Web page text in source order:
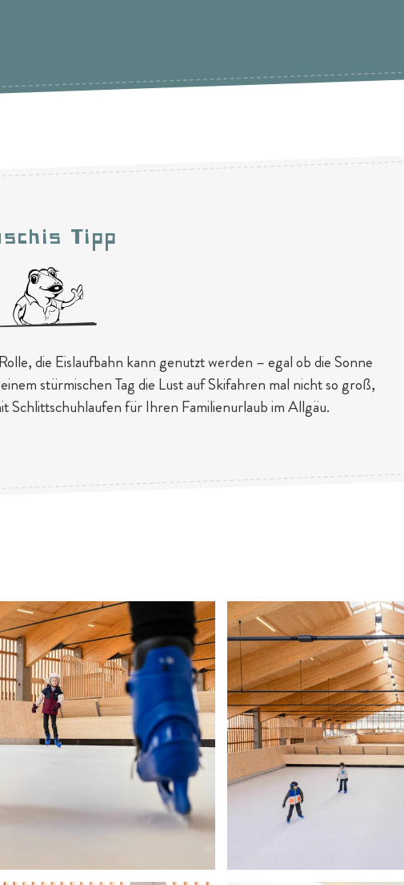
Tipp
die Eislaufbahn kann genutzt werden – egal ob die Sonne
stürmischen Tag die Lust auf Skifahren mal nicht so groß,
Schlittschuhlaufen für Ihren Familienurlaub im Allgäu.